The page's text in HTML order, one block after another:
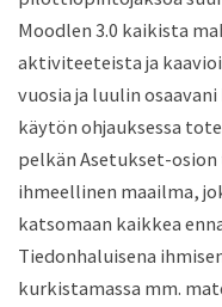
Moodlen 3.0 kaikista
aktiviteeteista ja
vuosia ja luulin
käytön ohjauksessa
pelkän Asetukset-osion
ihmeellinen maailma,
katsomaan kaikkea
Tiedonhaluisena
kurkistamassa mm.